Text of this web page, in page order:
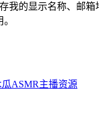
我的显示名称、邮箱
瓜ASMR主播资源